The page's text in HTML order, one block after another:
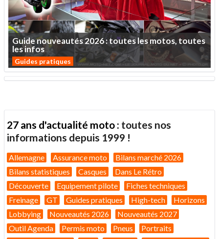
Guidenouveautés2026:touteslesmotos,toutes
lesinfos
Guides pratiques
27 ans d'actualité moto : toutes nos
informations depuis 1999 !
Allemagne Assurance moto
Bilans marché 2026
Bilans statistiques
Casques
Dans Le Rétro
Découverte
Equipement pilote
Fiches techniques
Freinage
GT Guides pratiques High-tech
Horizons
Lobbying
Nouveautés 2026
Nouveautés 2027
Outil Agenda
Permis moto Pneus
Portraits